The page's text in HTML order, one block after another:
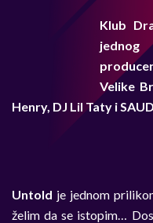
Klub
jednog
Velike
Henry, DJ Lil Taty i
Untold je jednom
želim da se istopim…